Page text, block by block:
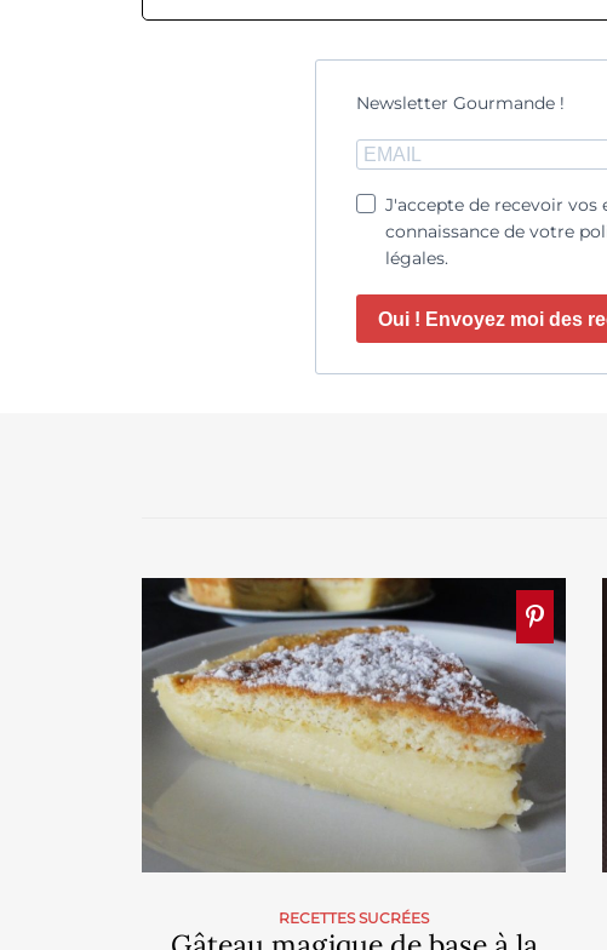
Newsletter Gourmande !
J'accepte de recevoir
connaissance de votre
légales.
Oui ! Envoyez moi des
RECETTES SUCRÉES